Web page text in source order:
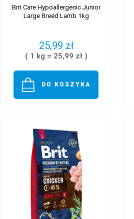
Brit Care Hypoallergenic Junior
Large Breed Lamb 1kg
25,99 zł
( 1 kg = 25,99 zł )
DO KOSZYKA